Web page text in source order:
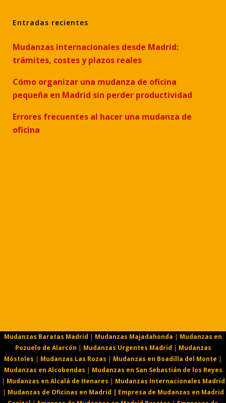
Entradas recientes
Mudanzas internacionales desde Madrid:
trámites, costes y plazos reales
Cómo organizar una mudanza de oficina
pequeña en Madrid sin perder productividad
Errores frecuentes al hacer una mudanza de
oficina
Mudanzas Baratas Madrid | Mudanzas Majadahonda | Mudanzas en
Pozuelo de Alarcón | Mudanzas Urgentes Madrid | Mudanzas
Móstoles | Mudanzas Las Rozas | Mudanzas en Boadilla del Monte |
Mudanzas en Alcobendas | Mudanzas en San Sebastián de los Reyes
| Mudanzas en Alcalá de Henares | Mudanzas Internacionales Madrid
| Mudanzas de Oficinas en Madrid | Empresa de Mudanzas en Madrid